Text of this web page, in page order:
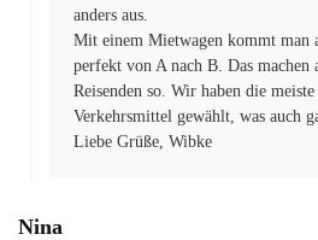
anders aus.
Mit einem Mietwagen kommt man
perfekt von A nach B. Das machen
Reisenden so. Wir haben die
Verkehrsmittel gewählt, was auch
Liebe Grüße, Wibke
Nina